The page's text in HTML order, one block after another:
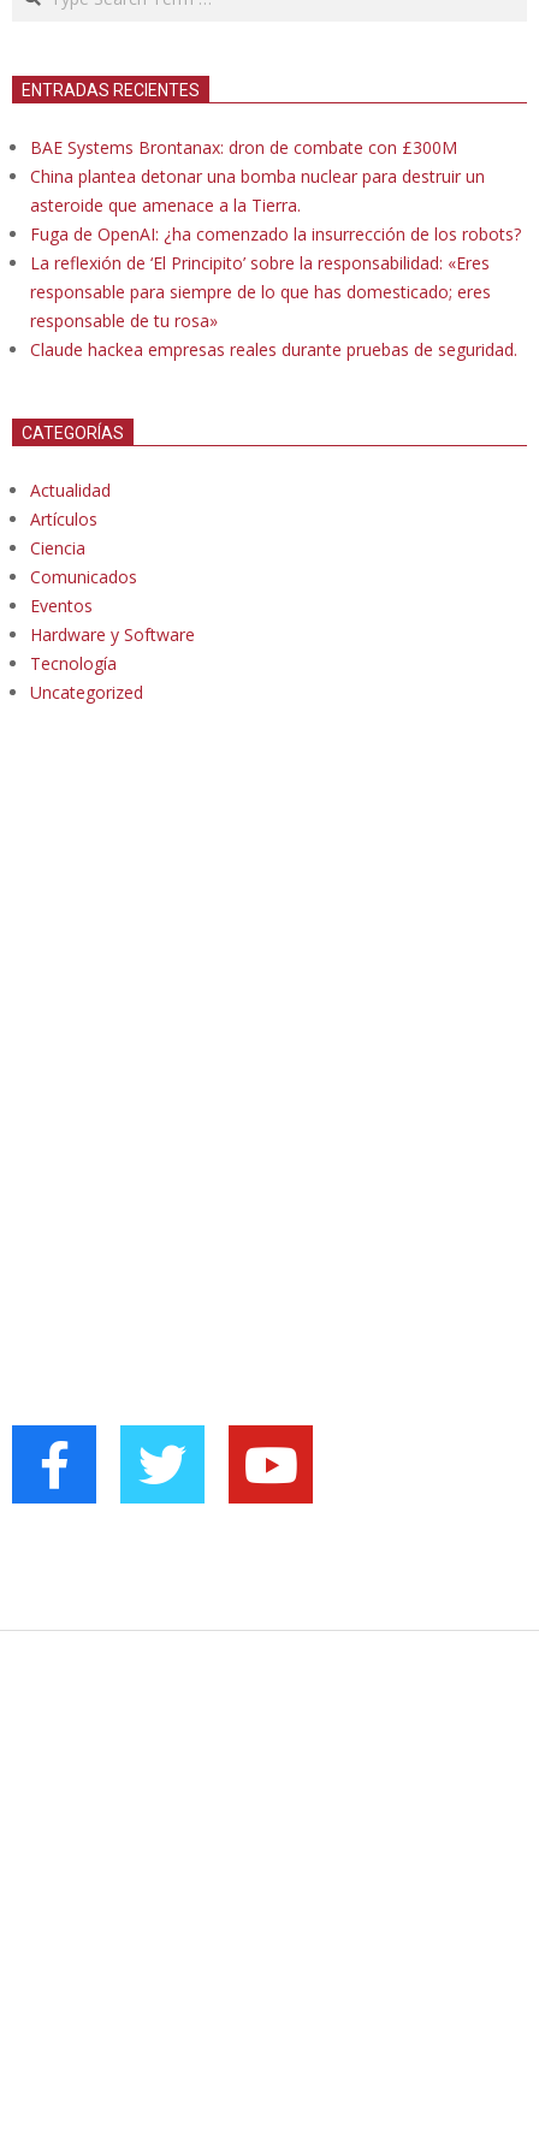
ENTRADAS RECIENTES
BAE Systems Brontanax: dron de combate con £300M
China plantea detonar una bomba nuclear para destruir un
asteroide que amenace a la Tierra.
Fuga de OpenAI: ¿ha comenzado la insurrección de los robots?
La reflexión de ‘El Principito’ sobre la responsabilidad: «Eres
responsable para siempre de lo que has domesticado; eres
responsable de tu rosa»
Claude hackea empresas reales durante pruebas de seguridad.
CATEGORÍAS
Actualidad
Artículos
Ciencia
Comunicados
Eventos
Hardware y Software
Tecnología
Uncategorized